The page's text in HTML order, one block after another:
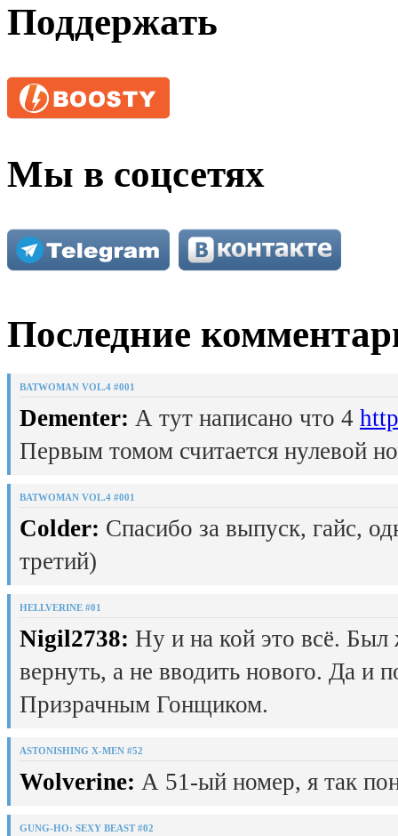
Поддержать
Мы в соцсетях
Последние
BATWOMAN VOL.4 #001
Dementer: А тут написано что 4
Первым томом считается нулевой
BATWOMAN VOL.4 #001
Colder: Спасибо за выпуск, гайс,
третий)
HELLVERINE #01
Nigil2738: Ну и на кой это всё.
вернуть, а не вводить нового. Да и
Призрачным Гонщиком.
ASTONISHING X-MEN #52
Wolverine: А 51-ый номер, я так
GUNG-HO: SEXY BEAST #02